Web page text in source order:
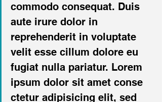
commodo consequat. Duis
aute irure dolor in
reprehenderit in voluptate
velit esse cillum dolore eu
fugiat nulla pariatur. Lorem
ipsum dolor sit amet conse
ctetur adipisicing elit, sed